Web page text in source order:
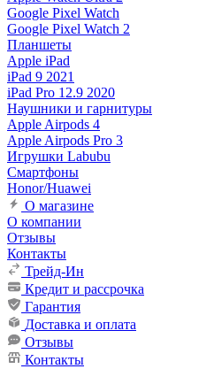
Google Pixel Watch
Google Pixel Watch 2
Планшеты
Apple iPad
iPad 9 2021
iPad Pro 12.9 2020
Наушники и гарнитуры
Apple Airpods 4
Apple Airpods Pro 3
Игрушки Labubu
Смартфоны
Honor/Huawei
О магазине
О компании
Отзывы
Контакты
Трейд-Ин
Кредит и рассрочка
Гарантия
Доставка и оплата
Отзывы
Контакты